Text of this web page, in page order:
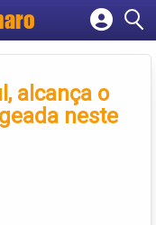
alcança o
neste